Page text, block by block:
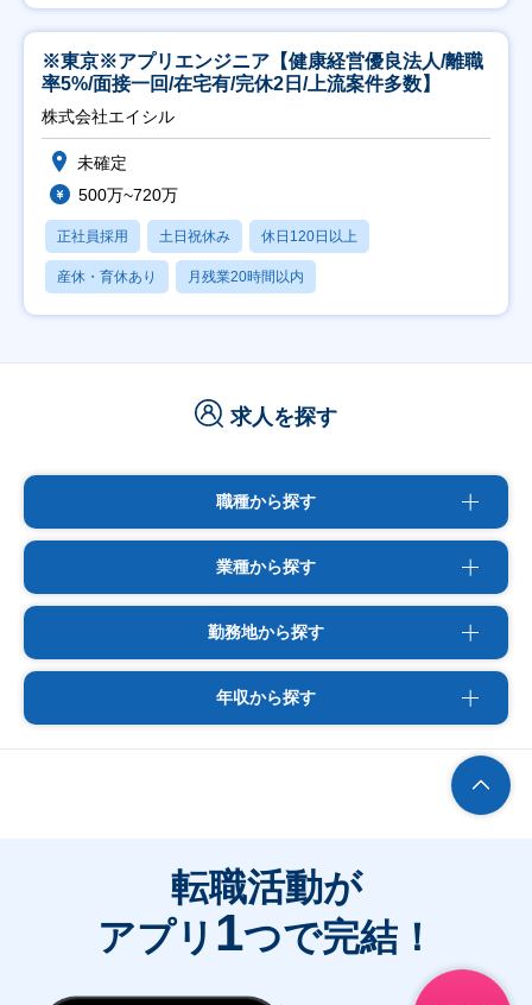
※東京※アプリエンジニア【健康経営優良法人/離職
率5%/面接一回/在宅有/完休2日/上流案件多数】
株式会社エイシル
未確定
500万~720万
正社員採用 土日祝休み 休日120日以上
産休・育休あり 月残業20時間以内
求人を探す
職種から探す
業種から探す
勤務地から探す
年収から探す
転職活動が
アプリ 1つで完結！